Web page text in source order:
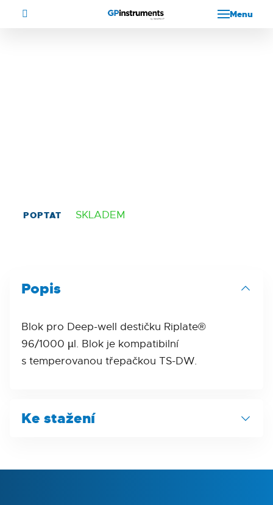
Menu
POPTAT SKLADEM
Popis
Blok pro Deep-well destičku Riplate®
96/1000 µl. Blok je kompatibilní
s temperovanou třepačkou TS-DW.
Ke stažení